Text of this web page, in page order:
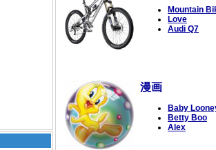
Mountain
Love
Audi Q7
漫画
Baby
Betty Boo
Alex